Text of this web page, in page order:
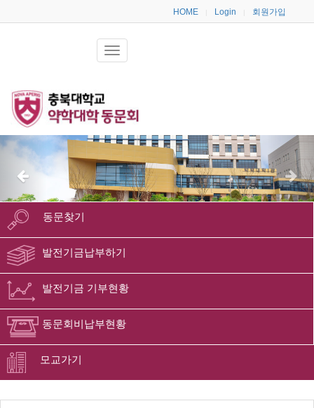
HOME Login 회원가입
동문찾기
발전기금납부하기
발전기금 기부현황
동문회비납부현황
모교가기